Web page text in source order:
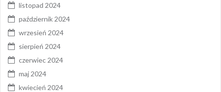
listopad 2024
październik 2024
wrzesień 2024
sierpień 2024
czerwiec 2024
maj 2024
kwiecień 2024